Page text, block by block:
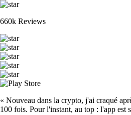
660k Reviews
« Nouveau dans la crypto, j'ai craqué
100 fois. Pour l'instant, au top : l'app est